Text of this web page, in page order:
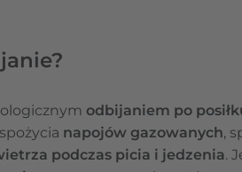
odbijaniem po
napojów gazowanych,
podczas picia i jedzenia.